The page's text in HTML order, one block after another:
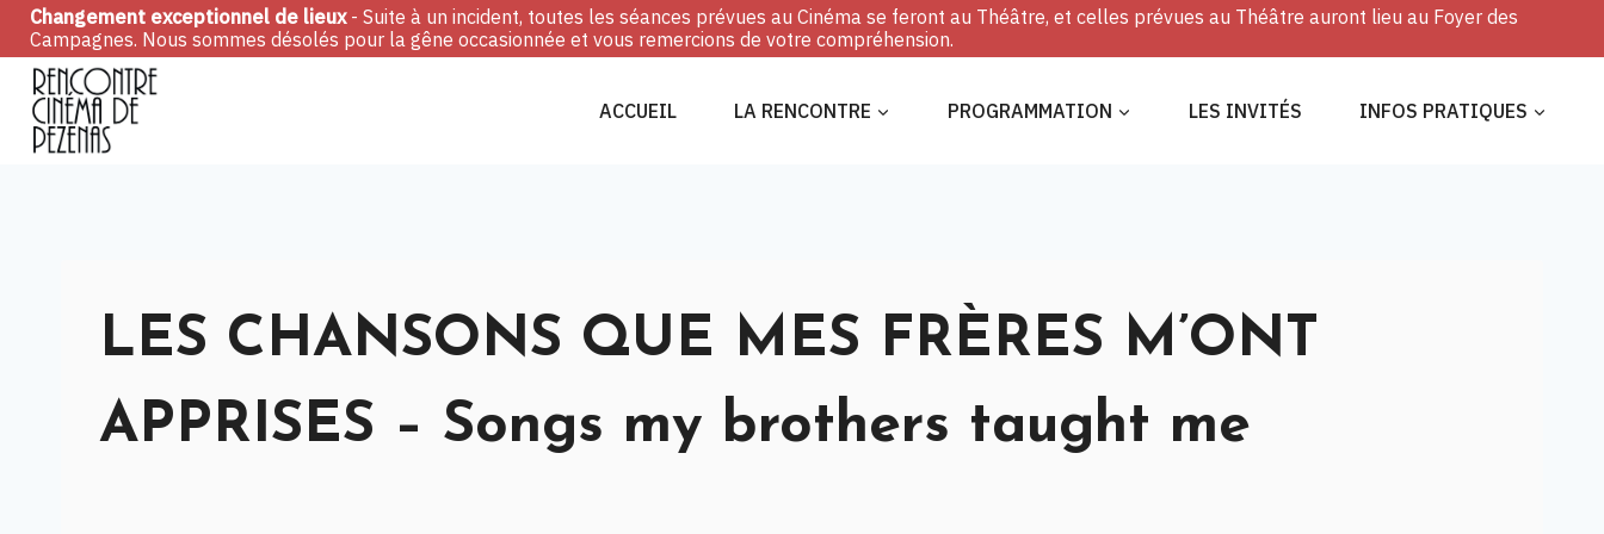
Skip
content
Changement exceptionnel de lieux- Suite à un incident, toutes les séances prévues au Cinéma se feront au Théâtre, et celles prévues au Théâtre auront lieu au Foyer des
Campagnes. Nous sommes désolés pour la gêne occasionnée et vous remercions de votre compréhension.
ACCUEIL LA RENCONTRE PROGRAMMATION LES INVITÉS INFOS PRATIQUES
LES CHANSONS QUE MES FRÈRES M’ONT
APPRISES – Songs my brothers taught me